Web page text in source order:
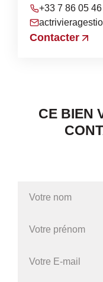
+33 7 86 05
Contacter
CE BIEN